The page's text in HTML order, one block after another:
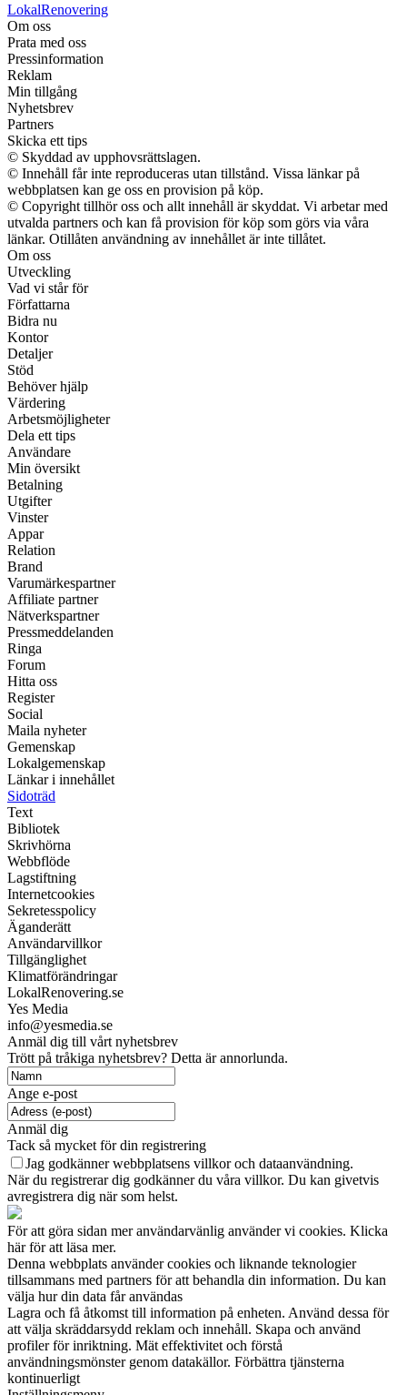
LokalRenovering
Om oss
Prata med oss
Pressinformation
Reklam
Min tillgång
Nyhetsbrev
Partners
Skicka ett tips
© Skyddad av upphovsrättslagen.
© Innehåll får inte reproduceras utan tillstånd. Vissa länkar på
webbplatsen kan ge oss en provision på köp.
© Copyright tillhör oss och allt innehåll är skyddat. Vi arbetar med
utvalda partners och kan få provision för köp som görs via våra
länkar. Otillåten användning av innehållet är inte tillåtet.
Om oss
Utveckling
Vad vi står för
Författarna
Bidra nu
Kontor
Detaljer
Stöd
Behöver hjälp
Värdering
Arbetsmöjligheter
Dela ett tips
Användare
Min översikt
Betalning
Utgifter
Vinster
Appar
Relation
Brand
Varumärkespartner
Affiliate partner
Nätverkspartner
Pressmeddelanden
Ringa
Forum
Hitta oss
Register
Social
Maila nyheter
Gemenskap
Lokalgemenskap
Länkar i innehållet
Sidoträd
Text
Bibliotek
Skrivhörna
Webbflöde
Lagstiftning
Internetcookies
Sekretesspolicy
Äganderätt
Användarvillkor
Tillgänglighet
Klimatförändringar
LokalRenovering.se
Yes Media
info@yesmedia.se
Anmäl dig till vårt nyhetsbrev
Trött på tråkiga nyhetsbrev? Detta är annorlunda.
Ange e-post
Anmäl dig
Tack så mycket för din registrering
Jag godkänner webbplatsens villkor och dataanvändning.
När du registrerar dig godkänner du våra villkor. Du kan givetvis
avregistrera dig när som helst.
För att göra sidan mer användarvänlig använder vi cookies. Klicka
här för att läsa mer.
Denna webbplats använder cookies och liknande teknologier
tillsammans med partners för att behandla din information. Du kan
välja hur din data får användas
Lagra och få åtkomst till information på enheten. Använd dessa för
att välja skräddarsydd reklam och innehåll. Skapa och använd
profiler för inriktning. Mät effektivitet och förstå
användningsmönster genom datakällor. Förbättra tjänsterna
kontinuerligt